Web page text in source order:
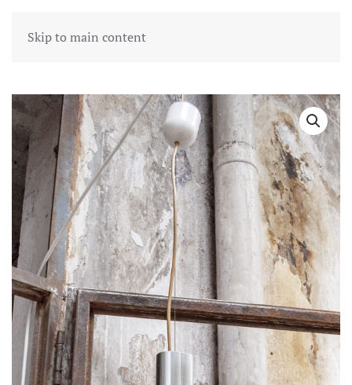
Skip to main content